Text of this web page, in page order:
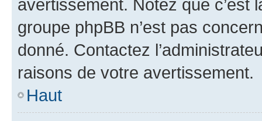
avertissement. Notez que c’est
groupe phpBB n’est pas
donné. Contactez
raisons de votre avertissement.
Haut